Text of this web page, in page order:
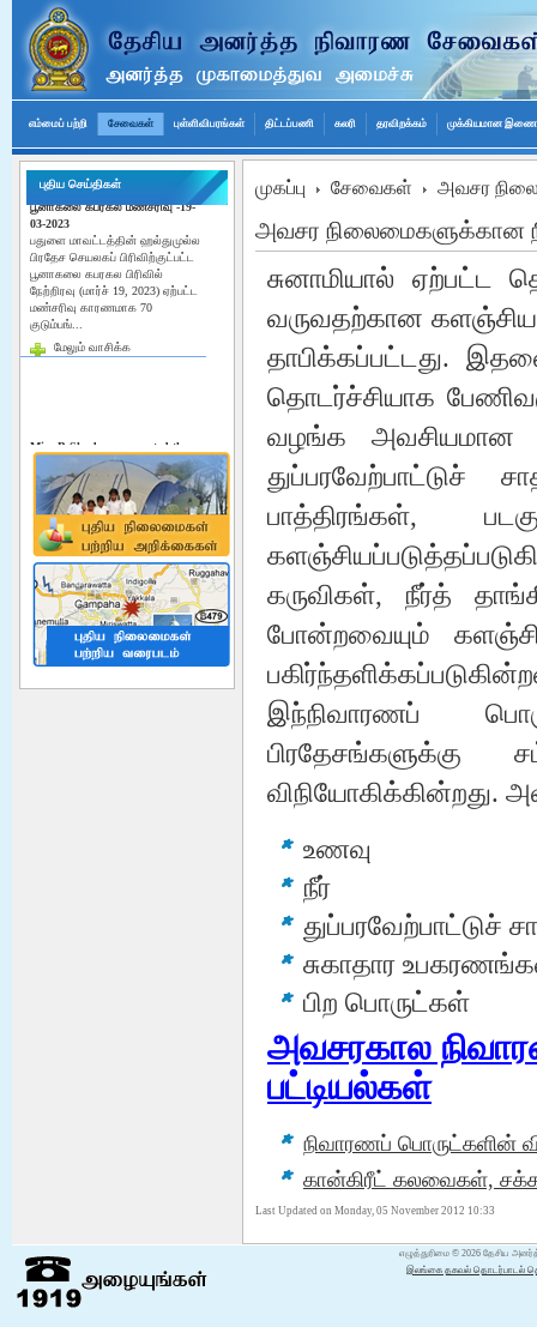
எம்மைப் பற்றி சேவைகள் புள்ளிவிபரங்கள் திட்டப்பணி கலரி தரவிறக்கம் முக்கியமான
முகப்பு சேவைகள் அவசர
அவசர நிலைமைகளுக்கான
சுனாமியால்
வருவதற்கான
தாபிக்கப்பட்டது.
தொடர்ச்சியாக
வழங்க அவசியமான
பாத்திரங்கள்,
கருவிகள், நீர்த்
போன்றவையும்
இந்நிவாரணப்
விநியோகிக்கின்றது.
உணவு
நீர்
துப்பரவேற்பாட்டுச்
சுகாதார
பிற பொருட்கள்
அவசரகால
பட்டியல்கள்
நிவாரணப் பொருட்களின்
கான்கிரீட் கலவைகள்,
Last Updated on Monday, 05 November 2012 10:33
புதிய செய்திகள்
பூனாகலை கபரகல மண்சரிவு -19-
03-2023
பதுளை மாவட்டத்தின் ஹல்துமுல்ல
பிரதேச செயலகப் பிரிவிற்குட்பட்ட
பூனாகலை கபரகல பிரிவில்
நேற்றிரவு (மார்ச் 19, 2023) ஏற்பட்ட
மண்சரிவு காரணமாக 70
குடும்பங்...
மேலும் வாசிக்க
9th international conference on
flood management in Japan
"River Basin Disaster Resilience
and Sustainability by all integrated
flood Management in the post-
Covid 19 Era" Miss.B.Sheeba
represented the 9th int...
மேலும் வாசிக்க
Disaster Management Division
Relief Services Centre officia...
மேலும் வாசிக்க
எழுத்துரிமை © 2026 தேசிய
இலங்கை தகவல் தொடர்பாடல்